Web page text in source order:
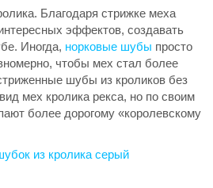
Благодаря стрижке меха
эффектов, создавать
Иногда, норковые шубы просто
чтобы мех стал более
шубы из кроликов без
мех кролика рекса, но по своим
более дорогому «королевскому